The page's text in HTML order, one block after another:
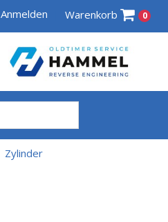
Anmelden Warenkorb 0
Zylinder